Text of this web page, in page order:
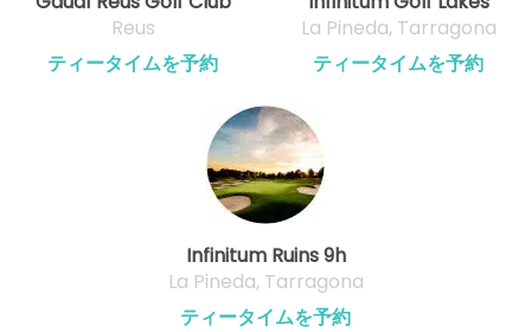
Reus
ティータイムを予約
La Pineda, Tarragona
ティータイムを予約
Infinitum Ruins 9h
La Pineda, Tarragona
ティータイムを予約